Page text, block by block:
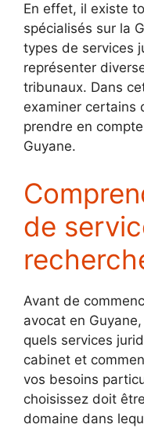
En effet, il existe
spécialisés sur la
types de services
représenter
tribunaux. Dans
examiner certains
prendre en
Guyane.
de
Avant de
avocat en
quels services
cabinet et
vos besoins
choisissez doit
domaine dans